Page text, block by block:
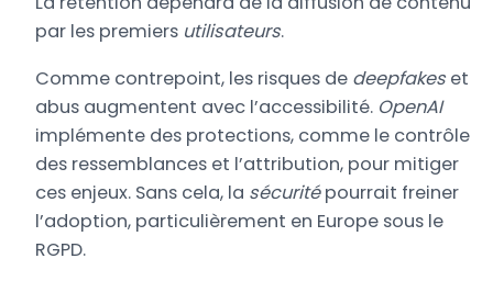
par les premiers utilisateurs.
Comme contrepoint, les risques de deepfakes et
abus augmentent avec l’accessibilité. OpenAI
implémente des protections, comme le contrôle
des ressemblances et l’attribution, pour mitiger
ces enjeux. Sans cela, la sécuritépourrait freiner
l’adoption, particulièrement en Europe sous le
RGPD.